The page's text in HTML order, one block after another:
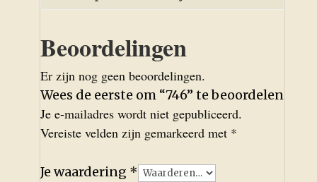
Beoordelingen
Er zijn nog geen beoordelingen.
Wees de eerste om “746” te beoordelen
Je e-mailadres wordt niet gepubliceerd.
Vereiste velden zijn gemarkeerd met *
Je waardering *